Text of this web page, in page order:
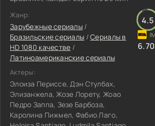
Жанр:
Зарубежные сериалы /
Бразильские сериалы /Сериалы в
HD 1080 качестве /
Латиноамериканские сериалы
Актеры:
Элоиза Периссе, Дэн Стулбах,
Элизанжела, Жозе Лорету, Жоао
Педро Заппа, Зезе Барбоза,
Каролина Пижмел, Фабио Лаго,
4.5
6.70